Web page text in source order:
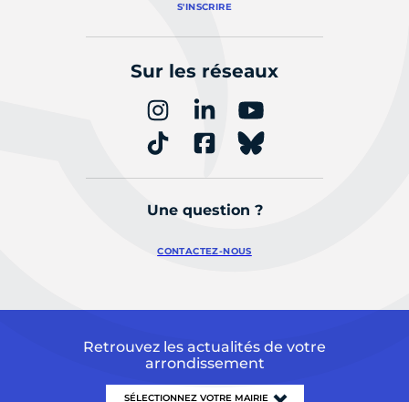
S'INSCRIRE
Sur les réseaux
Une question ?
CONTACTEZ-NOUS
Retrouvez les actualités de votre
arrondissement